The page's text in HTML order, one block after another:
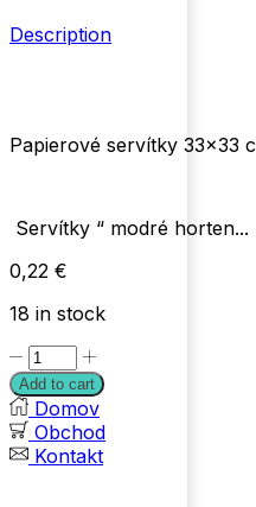
Description
Papierové servítky 33×33
Servítky “ modré horten...
0,22 €
18 in stock
Servítky
"
modré
hortenzie"
quantity
Add to cart
Domov
Obchod
Kontakt